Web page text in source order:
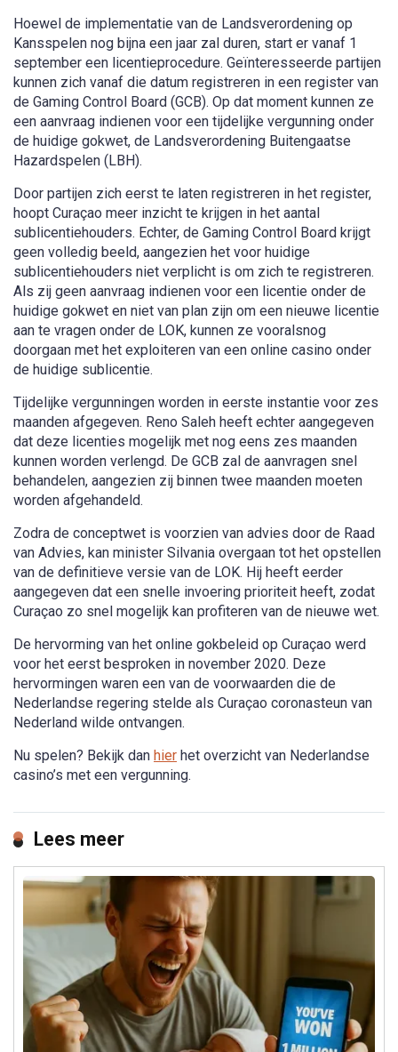
Hoewel de implementatie van de Landsverordening op
Kansspelen nog bijna een jaar zal duren, start er vanaf 1
september een licentieprocedure. Geïnteresseerde partijen
kunnen zich vanaf die datum registreren in een register van
de Gaming Control Board (GCB). Op dat moment kunnen ze
een aanvraag indienen voor een tijdelijke vergunning onder
de huidige gokwet, de Landsverordening Buitengaatse
Hazardspelen (LBH).
Door partijen zich eerst te laten registreren in het register,
hoopt Curaçao meer inzicht te krijgen in het aantal
sublicentiehouders. Echter, de Gaming Control Board krijgt
geen volledig beeld, aangezien het voor huidige
sublicentiehouders niet verplicht is om zich te registreren.
Als zij geen aanvraag indienen voor een licentie onder de
huidige gokwet en niet van plan zijn om een nieuwe licentie
aan te vragen onder de LOK, kunnen ze vooralsnog
doorgaan met het exploiteren van een online casino onder
de huidige sublicentie.
Tijdelijke vergunningen worden in eerste instantie voor zes
maanden afgegeven. Reno Saleh heeft echter aangegeven
dat deze licenties mogelijk met nog eens zes maanden
kunnen worden verlengd. De GCB zal de aanvragen snel
behandelen, aangezien zij binnen twee maanden moeten
worden afgehandeld.
Zodra de conceptwet is voorzien van advies door de Raad
van Advies, kan minister Silvania overgaan tot het opstellen
van de definitieve versie van de LOK. Hij heeft eerder
aangegeven dat een snelle invoering prioriteit heeft, zodat
Curaçao zo snel mogelijk kan profiteren van de nieuwe wet.
De hervorming van het online gokbeleid op Curaçao werd
voor het eerst besproken in november 2020. Deze
hervormingen waren een van de voorwaarden die de
Nederlandse regering stelde als Curaçao coronasteun van
Nederland wilde ontvangen.
Nu spelen? Bekijk dan hier het overzicht van Nederlandse
casino’s met een vergunning.
Lees meer